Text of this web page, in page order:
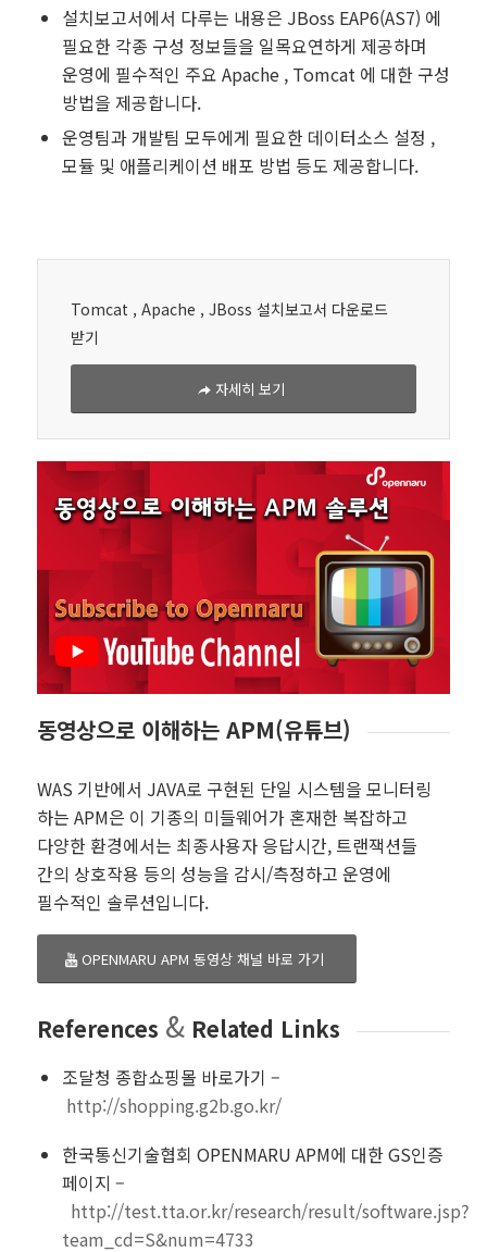
설치보고서에서 다루는 내용은 JBoss EAP6(AS7) 에
필요한 각종 구성 정보들을 일목요연하게 제공하며
운영에 필수적인 주요 Apache , Tomcat 에 대한 구성
방법을 제공합니다.
운영팀과 개발팀 모두에게 필요한 데이터소스 설정 ,
모듈 및 애플리케이션 배포 방법 등도 제공합니다.
Tomcat , Apache , JBoss 설치보고서 다운로드
받기
자세히 보기
동영상으로 이해하는 APM(유튜브)
WAS 기반에서 JAVA로 구현된 단일 시스템을 모니터링
하는 APM은 이 기종의 미들웨어가 혼재한 복잡하고
다양한 환경에서는 최종사용자 응답시간, 트랜잭션들
간의 상호작용 등의 성능을 감시/측정하고 운영에
필수적인 솔루션입니다.
OPENMARU APM 동영상 채널 바로 가기
References &Related Links
조달청 종합쇼핑몰 바로가기 –
http://shopping.g2b.go.kr/
한국통신기술협회 OPENMARU APM에 대한 GS인증
페이지 –
http://test.tta.or.kr/research/result/software.jsp?
team_cd=S&num=4733